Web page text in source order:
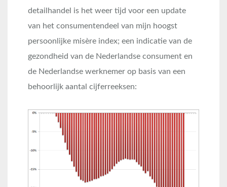
detailhandel is het weer tijd voor een update
van het consumentendeel van mijn hoogst
persoonlijke misère index; een indicatie van de
gezondheid van de Nederlandse consument en
de Nederlandse werknemer op basis van een
behoorlijk aantal cijferreeksen: